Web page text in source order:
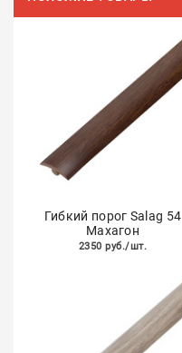
Гибкий порог Salag 54
Махагон
2350 руб./шт.